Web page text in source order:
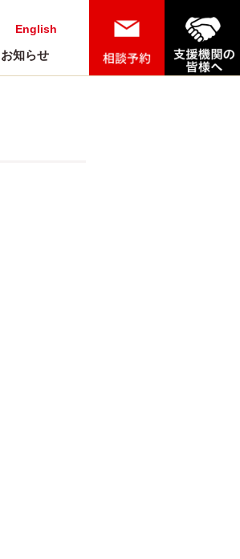
English
お知らせ